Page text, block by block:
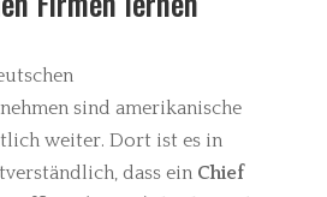
sind amerikanische
weiter. Dort ist es in
dass ein Chief